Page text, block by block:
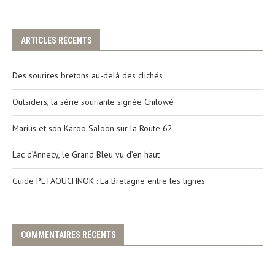
ARTICLES RÉCENTS
Des sourires bretons au-delà des clichés
Outsiders, la série souriante signée Chilowé
Marius et son Karoo Saloon sur la Route 62
Lac d’Annecy, le Grand Bleu vu d’en haut
Guide PETAOUCHNOK : La Bretagne entre les lignes
COMMENTAIRES RÉCENTS